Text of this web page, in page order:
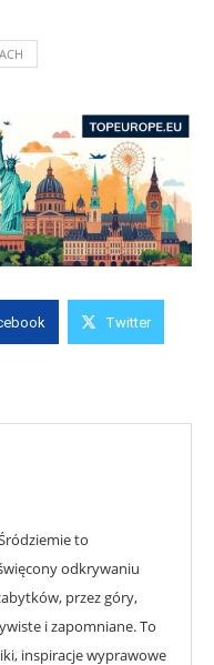
Twitter
to
odkrywaniu
przez góry,
i zapomniane. To
inspiracje wyprawowe